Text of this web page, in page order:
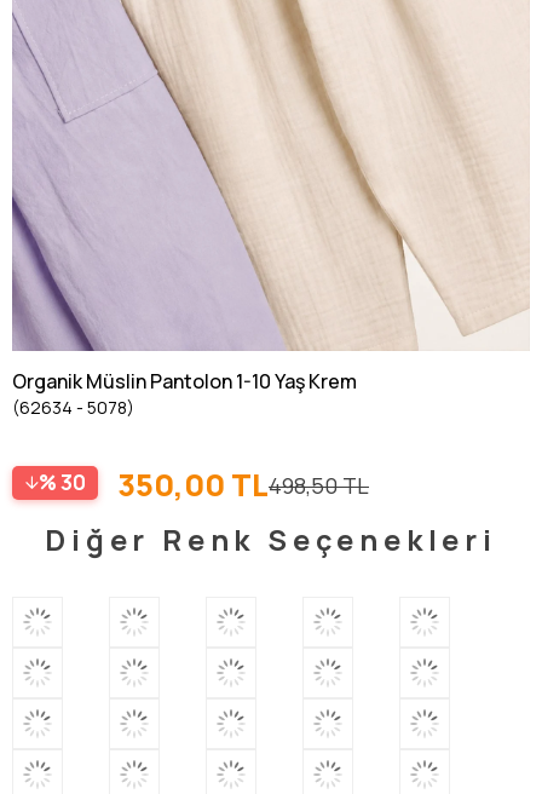
Organik Müslin Pantolon 1-10 Yaş Krem
(62634 - 5078)
30 498,50 TL
350,00 TL
Diğer Renk Seçenekleri